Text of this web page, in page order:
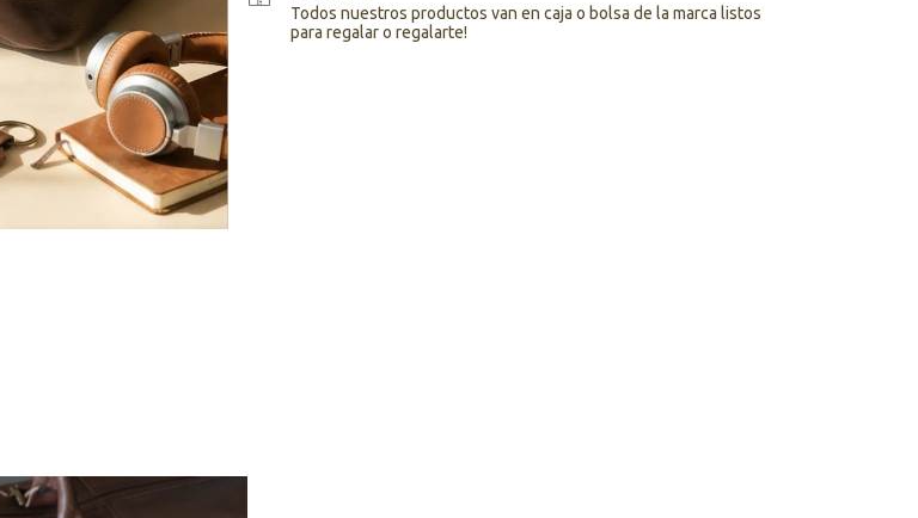
Todos nuestros productos van en caja o bolsa de la marca listos
para regalar o regalarte!